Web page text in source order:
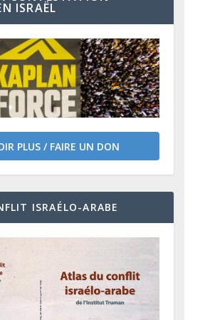
ISRAËL
PLUS / FAIRE UN DON
ISRAÉLO-ARABE